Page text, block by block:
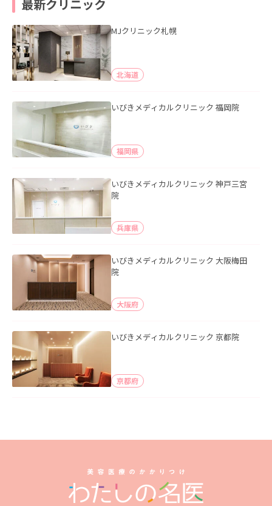
最新クリニック
MJクリニック札幌
北海道
いびきメディカルクリニック 福岡院
福岡県
いびきメディカルクリニック 神戸三宮
院
兵庫県
いびきメディカルクリニック 大阪梅田
院
大阪府
いびきメディカルクリニック 京都院
京都府